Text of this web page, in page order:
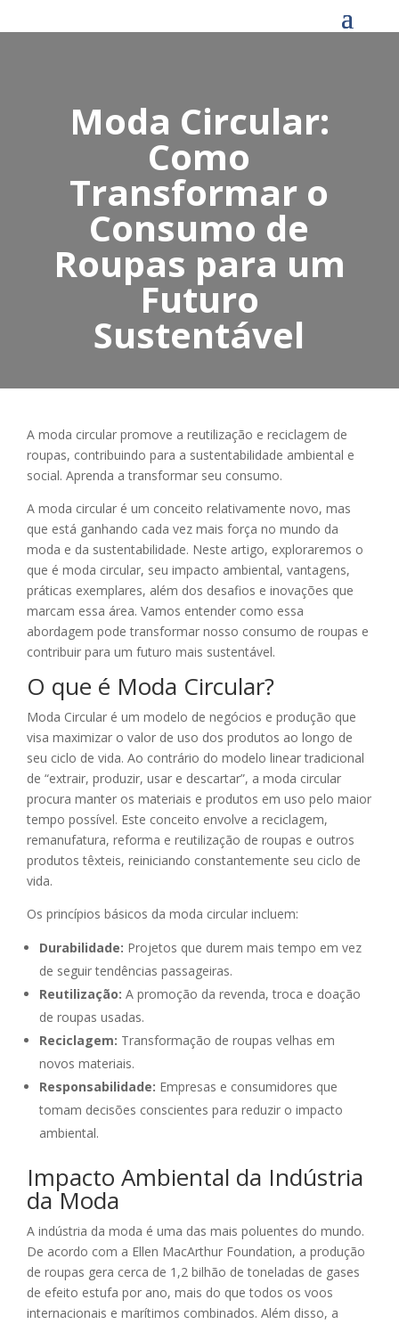
Moda Circular:
Como
Transformar o
Consumo de
Roupas para um
Futuro
Sustentável
A moda circular promove a reutilização e reciclagem de
roupas, contribuindo para a sustentabilidade ambiental e
social. Aprenda a transformar seu consumo.
A moda circular é um conceito relativamente novo, mas
que está ganhando cada vez mais força no mundo da
moda e da sustentabilidade. Neste artigo, exploraremos o
que é moda circular, seu impacto ambiental, vantagens,
práticas exemplares, além dos desafios e inovações que
marcam essa área. Vamos entender como essa
abordagem pode transformar nosso consumo de roupas e
contribuir para um futuro mais sustentável.
O que é Moda Circular?
Moda Circular é um modelo de negócios e produção que
visa maximizar o valor de uso dos produtos ao longo de
seu ciclo de vida. Ao contrário do modelo linear tradicional
de “extrair, produzir, usar e descartar”, a moda circular
procura manter os materiais e produtos em uso pelo maior
tempo possível. Este conceito envolve a reciclagem,
remanufatura, reforma e reutilização de roupas e outros
produtos têxteis, reiniciando constantemente seu ciclo de
vida.
Os princípios básicos da moda circular incluem:
Durabilidade: Projetos que durem mais tempo em vez
de seguir tendências passageiras.
Reutilização: A promoção da revenda, troca e doação
de roupas usadas.
Reciclagem: Transformação de roupas velhas em
novos materiais.
Responsabilidade: Empresas e consumidores que
tomam decisões conscientes para reduzir o impacto
ambiental.
Impacto Ambiental da Indústria
da Moda
A indústria da moda é uma das mais poluentes do mundo.
De acordo com a Ellen MacArthur Foundation, a produção
de roupas gera cerca de 1,2 bilhão de toneladas de gases
de efeito estufa por ano, mais do que todos os voos
internacionais e marítimos combinados. Além disso, a